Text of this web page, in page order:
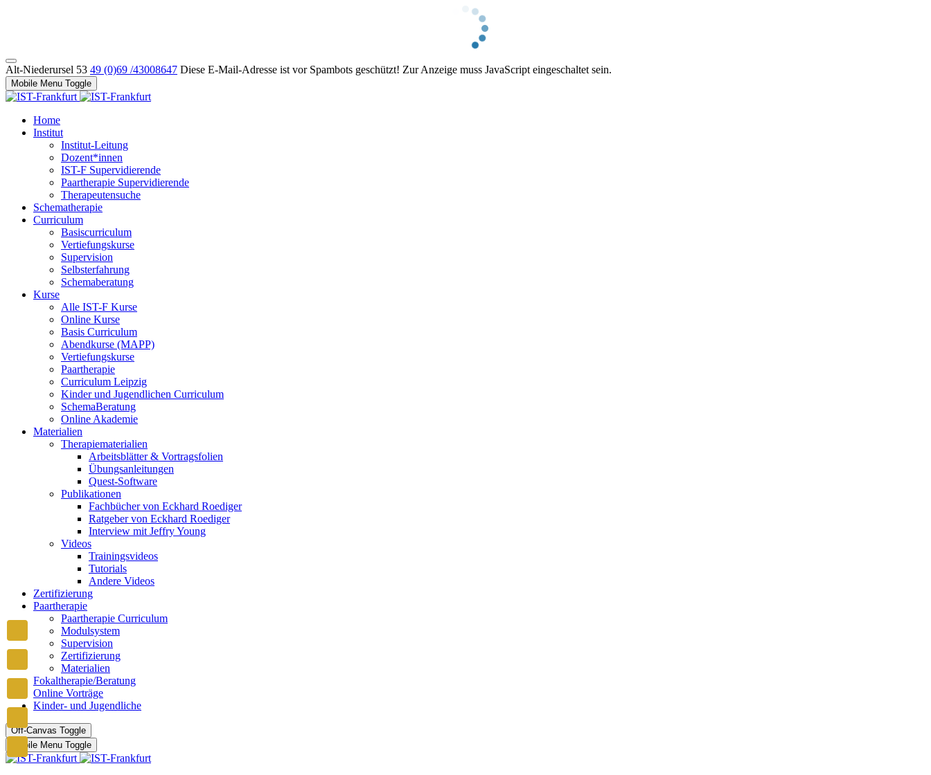
Alt-Niederursel 53 49 (0)69 /43008647 Diese E-Mail-Adresse ist vor Spambots geschützt! Zur Anzeige muss JavaScript eingeschaltet sein.
Mobile Menu Toggle
Home
Institut
Institut-Leitung
Dozent*innen
IST-F Supervidierende
Paartherapie Supervidierende
Therapeutensuche
Schematherapie
Curriculum
Basiscurriculum
Vertiefungskurse
Supervision
Selbsterfahrung
Schemaberatung
Kurse
Alle IST-F Kurse
Online Kurse
Basis Curriculum
Abendkurse (MAPP)
Vertiefungskurse
Paartherapie
Curriculum Leipzig
Kinder und Jugendlichen Curriculum
SchemaBeratung
Online Akademie
Materialien
Therapiematerialien
Arbeitsblätter & Vortragsfolien
Übungsanleitungen
Quest-Software
Publikationen
Fachbücher von Eckhard Roediger
Ratgeber von Eckhard Roediger
Interview mit Jeffry Young
Videos
Trainingsvideos
Tutorials
Andere Videos
Zertifizierung
Paartherapie
Paartherapie Curriculum
Modulsystem
Supervision
Zertifizierung
Materialien
Fokaltherapie/Beratung
Online Vorträge
Kinder- und Jugendliche
Off-Canvas Toggle
Mobile Menu Toggle